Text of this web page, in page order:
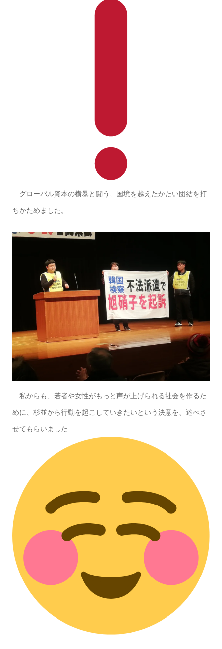
グローバル資本の横暴と闘う、国境を越えたかたい団結を打
ちかためました。
私からも、若者や女性がもっと声が上げられる社会を作るた
めに、杉並から行動を起こしていきたいという決意を、述べさ
せてもらいました